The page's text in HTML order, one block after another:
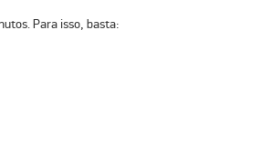
Para isso, basta: